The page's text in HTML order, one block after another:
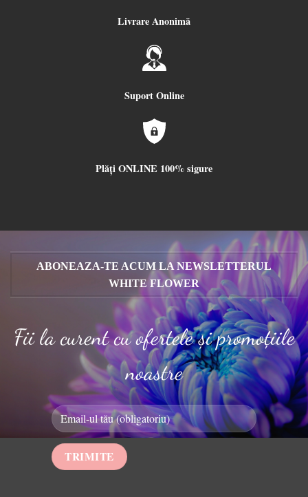
Livrare Anonimă
Suport Online
Plăți ONLINE 100% sigure
ABONEAZA-TE ACUM LA NEWSLETTERUL
WHITE FLOWER
Fii la curent cu ofertele și promoțiile
noastre